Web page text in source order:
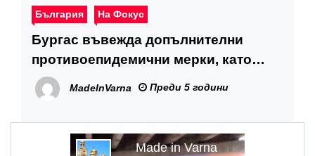
България На Фокус
Бургас въвежда допълнителни
противоепидемични мерки, като
задължително носене на предпазни
маски на открито и вечерен час за
непълнолетни
MadeInVarna Преди 5 години
Made in Varna